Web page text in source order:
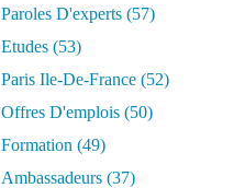
Paroles D'experts (57)
Etudes (53)
Paris Ile-De-France (52)
Offres D'emplois (50)
Formation (49)
Ambassadeurs (37)